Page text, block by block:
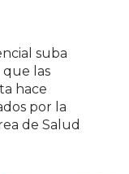
suba
que las
hace
por la
de Salud